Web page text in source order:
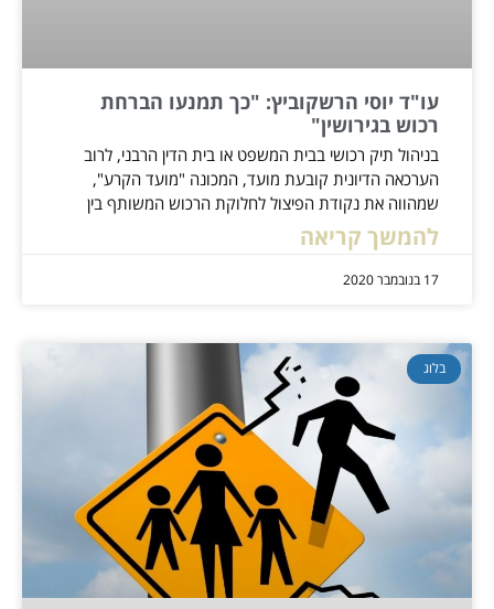
עו"ד יוסי הרשקוביץ: "כך תמנעו הברחת
רכוש בגירושין"
בניהול תיק רכושי בבית המשפט או בית הדין הרבני, לרוב
הערכאה הדיונית קובעת מועד, המכונה "מועד הקרע",
שמהווה את נקודת הפיצול לחלוקת הרכוש המשותף בין
להמשך קריאה
17 בנובמבר 2020
בלוג